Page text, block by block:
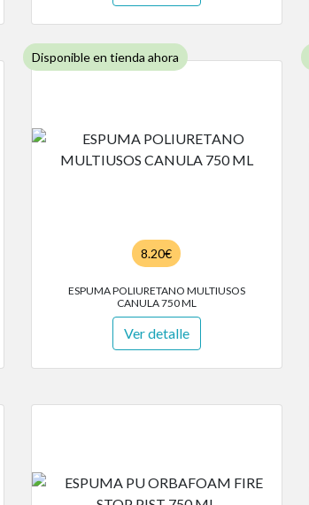
Disponible en tienda ahora
8.20€
ESPUMA POLIURETANO MULTIUSOS
CANULA 750 ML
Ver detalle